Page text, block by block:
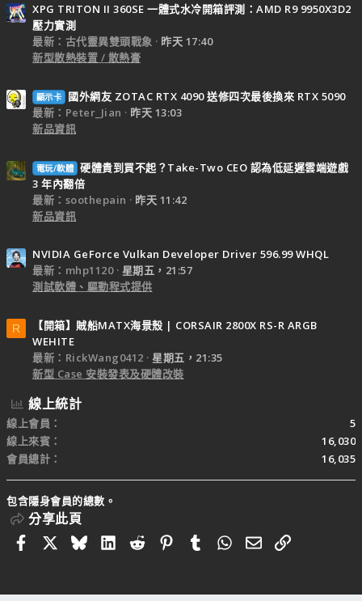
XPG TRITON II 360SE 一體式水冷開箱評測：AMD R9 9950X3D2
壓力實測
最新：古代靈異雙頭戰象
昨天 17:40
新型散熱裝置 / 散熱膏
顯示卡
國外網友 ZOTAC RTX 4090 送修四次最後換來 RTX 5090
最新：Peter_Jian
昨天 13:03
新品資訊
電玩/軟體 硬體貴到買不起？Take-Two CEO 認為低延遲雲端遊戲
3 年內翻倍
最新：soothepain
昨天 11:42
新品資訊
NVIDIA GeForce Vulkan Developer Driver 596.99 WHQL
最新：mhp1120
星期五，21:57
測試軟體、驅動程式提供
R
【開箱】賊船MATX海景殼 | CORSAIR 2800X RS-R ARGB
WEHITE
最新：RickWang0412
星期五，21:35
新型 Case 安裝發表及硬體改裝
線上統計
線上會員
5
線上來賓
16,030
會員總計
16,035
包含隱身會員的總數。
分享此頁
FacebookBlueskyLinkedIn
RedditPinterestTumblrWhatsApp
電子郵件
連結